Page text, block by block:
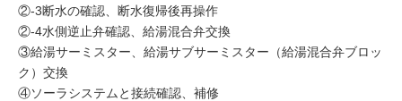
②-3断水の確認、断水復帰後再操作
②-4水側逆止弁確認、給湯混合弁交換
③給湯サーミスター、給湯サブサーミスター（給湯混合弁ブロッ
ク）交換
④ソーラシステムと接続確認、補修